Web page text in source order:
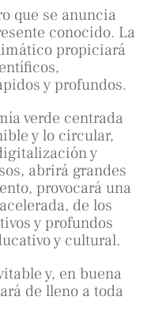
que se anuncia
conocido. La
propiciará
y profundos.
verde centrada
y lo circular,
y
abrirá grandes
provocará una
de los
y profundos
y cultural.
y, en buena
de lleno a toda